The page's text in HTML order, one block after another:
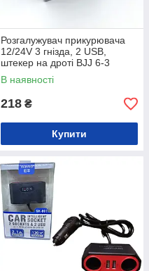
Розгалужувач прикурювача
12/24V 3 гнізда, 2 USB,
штекер на дроті BJJ 6-3
В наявності
218 ₴
Купити